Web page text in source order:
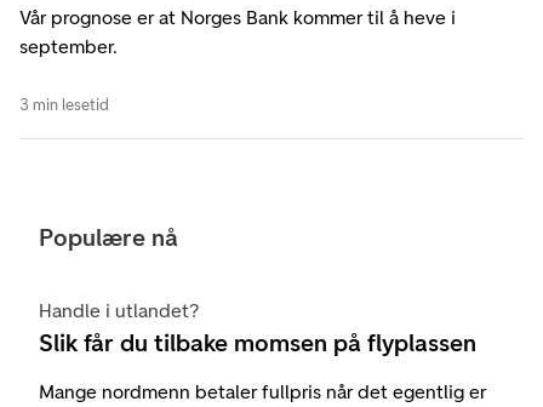
Vår prognose er at Norges Bank kommer til å heve i
september.
3 min lesetid
Populære nå
Handle i utlandet?
Slik får du tilbake momsen på flyplassen
Mange nordmenn betaler fullpris når det egentlig er